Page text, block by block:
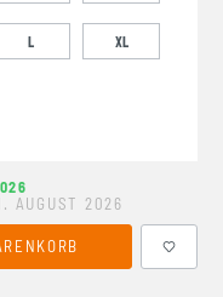
L XL
AUGUST 2026
Wert ein oder